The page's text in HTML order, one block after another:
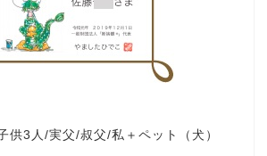
供3人/実父/叔父/私＋ペット（犬）